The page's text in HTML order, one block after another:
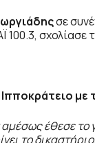
σε
σχολίασε
έθεσε το
το δικαστήριο.